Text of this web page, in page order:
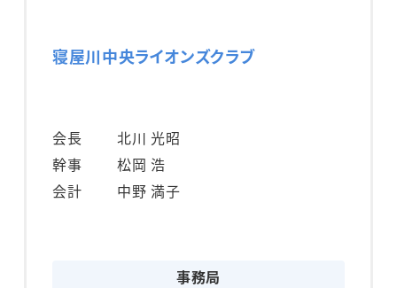
寝屋川中央ライオンズクラブ
会長
北川 光昭
幹事
松岡 浩
会計
中野 満子
事務局